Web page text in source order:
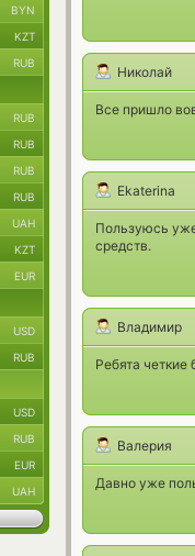
Николай
Все пришло
Ekaterina
Пользуюсь
средств.
Владимир
Ребята
Валерия
Давно уже
BYN
KZT
RUB
RUB
RUB
RUB
RUB
UAH
KZT
EUR
USD
RUB
USD
RUB
EUR
UAH